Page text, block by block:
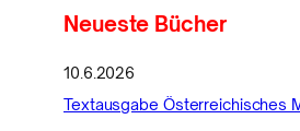
Neueste Bücher
10.6.2026
Textausgabe Österreichisches